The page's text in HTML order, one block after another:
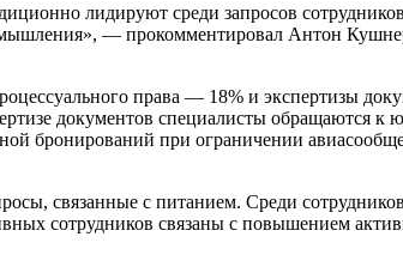
лидируют среди запросов
— прокомментировал Антон
права — 18% и экспертизы
документов специалисты обращаются к
бронирований при ограничении
связанные с питанием. Среди
сотрудников связаны с повышением